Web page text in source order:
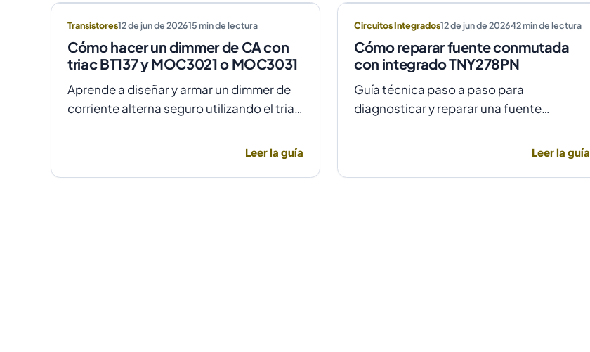
Transistores12 de jun de 202615min de lectura
Cómo hacer un dimmer de CA con
triac BT137 y MOC3021 o MOC3031
Aprende a diseñar y armar un dimmer de
corriente alterna seguro utilizando el triac
MOC3031 para un control de fase preciso
Leer la guía
Circuitos Integrados12 de jun de 202642min de lectura
Cómo reparar fuente conmutada
con integrado TNY278PN
Guía técnica paso a paso para
diagnosticar y reparar una fuente
cuando no arranca o parpadea, evitando
Leer la guía